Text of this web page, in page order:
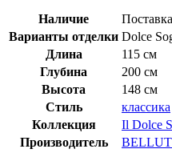
Наличие
Варианты отделки Dolce
Длина
115 см
Глубина
200 см
Высота
148 см
Стиль
классика
Коллекция
Il Dolce
Производитель